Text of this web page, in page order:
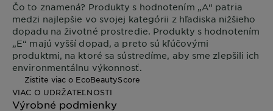
Čo to znamená? Produkty s hodnotením „A“ patria
medzi najlepšie vo svojej kategórii z hľadiska nižšieho
dopadu na životné prostredie. Produkty s hodnotením
„E“ majú vyšší dopad, a preto sú kľúčovými
produktmi, na ktoré sa sústredíme, aby sme zlepšili ich
environmentálnu výkonnosť.
Zistite viac o EcoBeautyScore
VIAC O UDRŽATEĽNOSTI
Výrobné podmienky